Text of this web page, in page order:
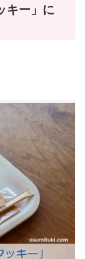
キー」に